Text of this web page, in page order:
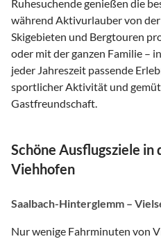
Ruhesuchende genießen die
während Aktivurlauber von
Skigebieten und Bergtouren
oder mit der ganzen Familie –
jeder Jahreszeit passende
sportlicher Aktivität und
Gastfreundschaft.
Schöne Ausflugsziele in
Viehhofen
Saalbach-Hinterglemm –
Nur wenige Fahrminuten von